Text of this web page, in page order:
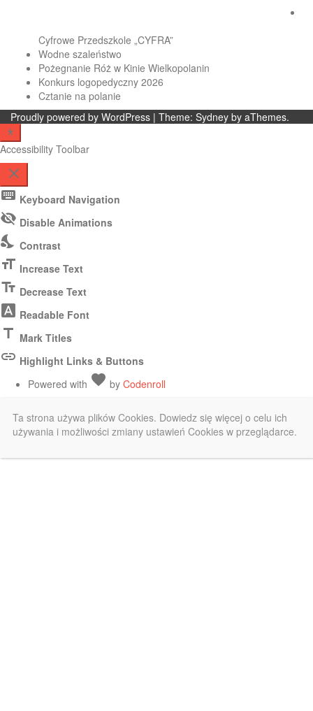
Cyfrowe Przedszkole „CYFRA”
Wodne szaleństwo
Pożegnanie Róż w Kinie Wielkopolanin
Konkurs logopedyczny 2026
Cztanie na polanie
Proudly powered by WordPress | Theme: Sydney by aThemes.
Accessibility Toolbar
close
Toggle
the
visibility
the
Accessibility
Toolbar
keyboard Keyboard Navigation
visibility_off Disable Animations
nights_stay Contrast
format_size Increase Text
text_fields Decrease Text
font_download Readable Font
title Mark Titles
link Highlight Links & Buttons
Powered with favorite Love
by Codenroll
Ta strona używa plików Cookies. Dowiedz się więcej o celu ich
używania i możliwości zmiany ustawień Cookies w przeglądarce.